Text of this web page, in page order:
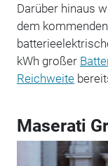
Darüber hinaus
dem
kWh großer
Reichweite
Maserati